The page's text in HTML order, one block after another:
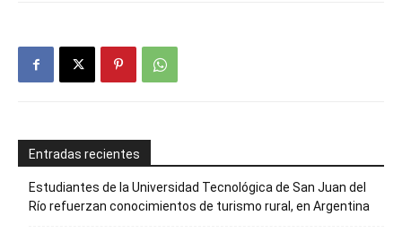
Entradas recientes
Estudiantes de la Universidad Tecnológica de San Juan del
Río refuerzan conocimientos de turismo rural, en Argentina